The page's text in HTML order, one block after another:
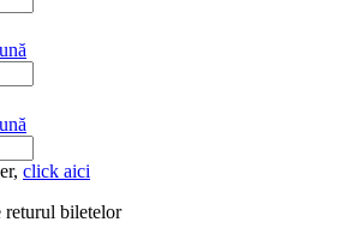
click aici
returul biletelor